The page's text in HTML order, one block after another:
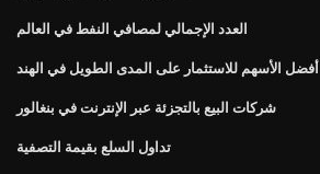
العدد الإجمالي لمصافي النفط في العالم
أفضل الأسهم للاستثمار على المدى الطويل في الهند
شركات البيع بالتجزئة عبر الإنترنت في بنغالور
تداول السلع بقيمة التصفية